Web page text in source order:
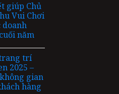
giúp Chủ
Vui Chơi
doanh
năm
trí
2025 –
gian
hàng